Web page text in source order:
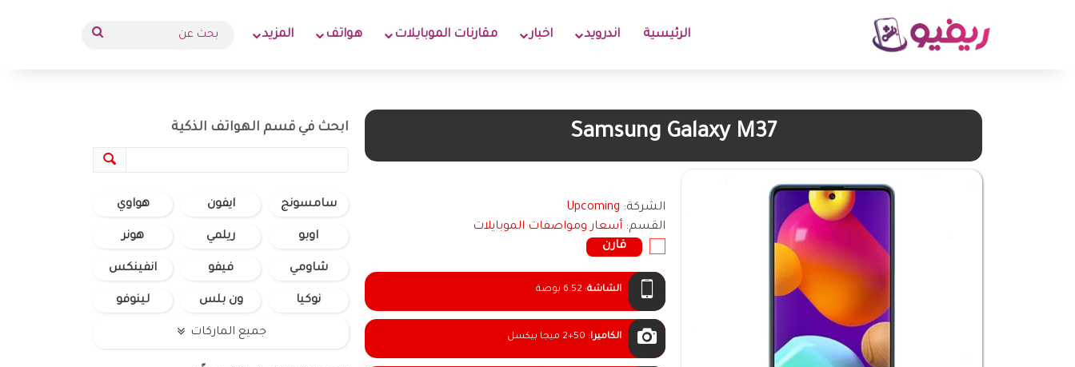
الرئيسية اندرويد اخبار مقارنات الموبايلات هواتف المزيد بحث
Samsung Galaxy M37
الشركة: Upcoming
القسم: أسعار ومواصفات الموبايلات
قارن
الشاشة: 6.52 بوصة
الكاميرا: 2+50 ميجا بيكسل
ابحث في قسم الهواتف الذكية
سامسونج ايفون هواوي
اوبو ريلمي هونر
شاومي فيفو انفينكس
نوكيا ون بلس لينوفو
جميع الماركات